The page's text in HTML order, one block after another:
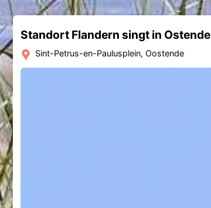
Standort Flandern singt in Ostende
Sint-Petrus-en-Paulusplein, Oostende